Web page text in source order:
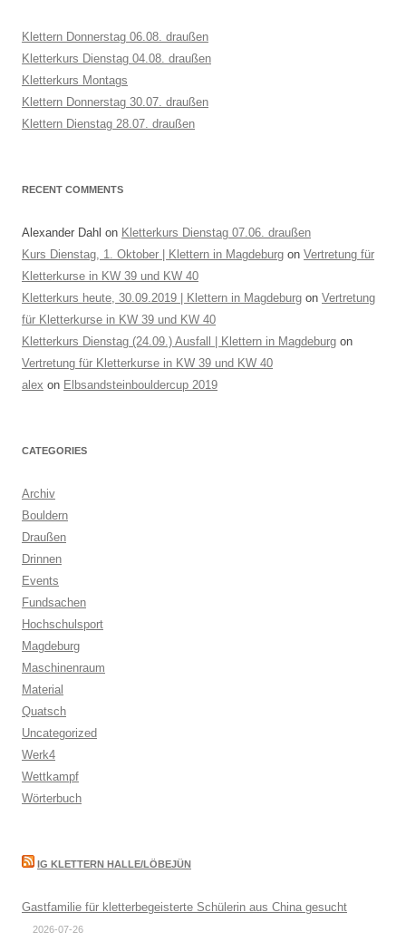
Klettern Donnerstag 06.08. draußen
Kletterkurs Dienstag 04.08. draußen
Kletterkurs Montags
Klettern Donnerstag 30.07. draußen
Klettern Dienstag 28.07. draußen
RECENT COMMENTS
Alexander Dahl on Kletterkurs Dienstag 07.06. draußen
Kurs Dienstag, 1. Oktober | Klettern in Magdeburg on Vertretung für
Kletterkurse in KW 39 und KW 40
Kletterkurs heute, 30.09.2019 | Klettern in Magdeburg on Vertretung
für Kletterkurse in KW 39 und KW 40
Kletterkurs Dienstag (24.09.) Ausfall | Klettern in Magdeburg on
Vertretung für Kletterkurse in KW 39 und KW 40
alex on Elbsandsteinbouldercup 2019
CATEGORIES
Archiv
Bouldern
Draußen
Drinnen
Events
Fundsachen
Hochschulsport
Magdeburg
Maschinenraum
Material
Quatsch
Uncategorized
Werk4
Wettkampf
Wörterbuch
IG KLETTERN HALLE/LÖBEJÜN
Gastfamilie für kletterbegeisterte Schülerin aus China gesucht
2026-07-26